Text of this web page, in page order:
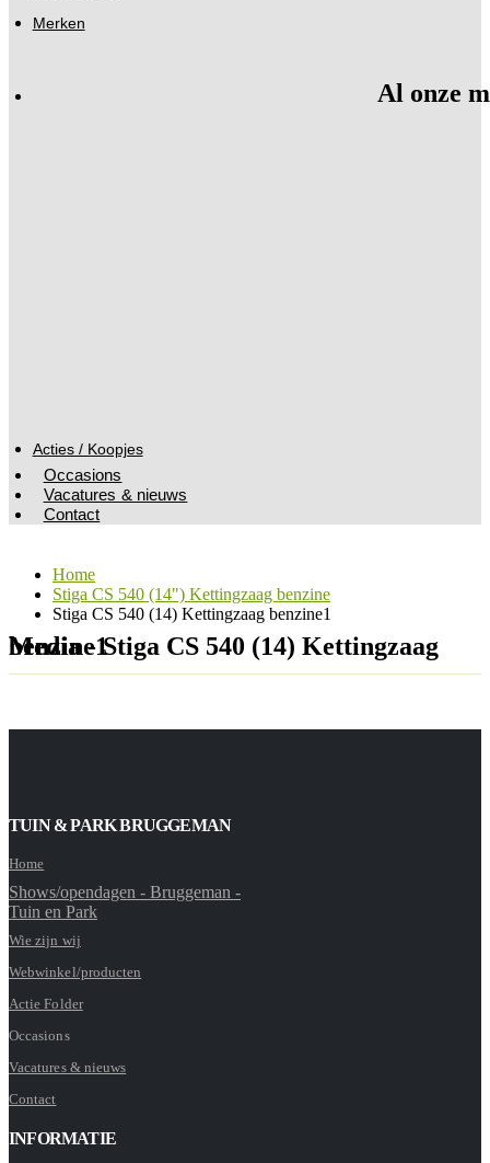
Merken
Al onze
Acties / Koopjes
Occasions
Vacatures & nieuws
Contact
Home
Stiga CS 540 (14") Kettingzaag benzine
Stiga CS 540 (14) Kettingzaag benzine1
Media - Stiga CS 540 (14) Kettingzaag benzine1
TUIN & PARK BRUGGEMAN
Home
Shows/opendagen - Bruggeman -
Tuin en Park
Wie zijn wij
Webwinkel/producten
Actie Folder
Occasions
Vacatures & nieuws
Contact
INFORMATIE